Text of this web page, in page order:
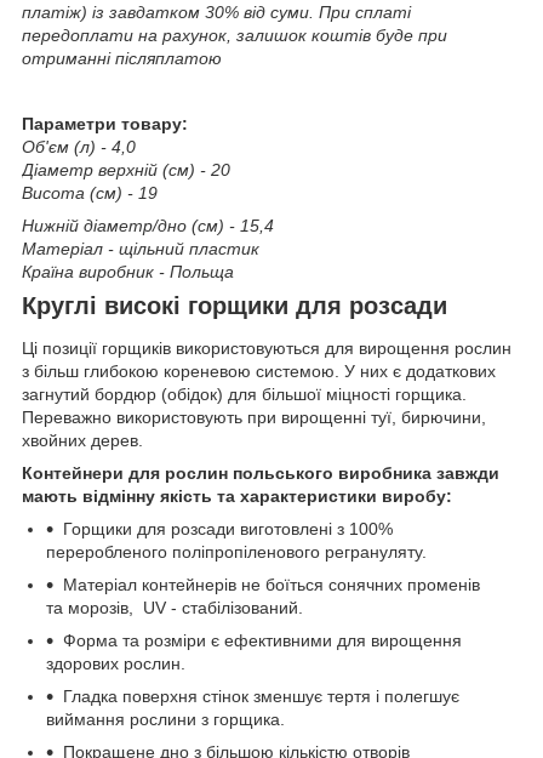
платіж) із завдатком 30% від суми. При сплаті
передоплати на рахунок, залишок коштів буде при
отриманні післяплатою
Параметри товару:
Об'єм (л) - 4,0
Діаметр верхній (см) - 20
Висота (см) - 19
Нижній діаметр/дно (см) - 15,4
Матеріал - щільний пластик
Країна виробник - Польща
Круглі високі горщики для розсади
Ці позиції горщиків використовуються для вирощення рослин
з більш глибокою кореневою системою. У них є додаткових
загнутий бордюр (обідок) для більшої міцності горщика.
Переважно використовують при вирощенні туї, бирючини,
хвойних дерев.
Контейнери для рослин польського виробника завжди
мають відмінну якість та характеристики виробу:
Горщики для розсади виготовлені з 100%
переробленого поліпропіленового регрануляту.
Матеріал контейнерів не боїться сонячних променів
та морозів, UV - стабілізований.
Форма та розміри є ефективними для вирощення
здорових рослин.
Гладка поверхня стінок зменшує тертя і полегшує
виймання рослини з горщика.
Покращене дно з більшою кількістю отворів